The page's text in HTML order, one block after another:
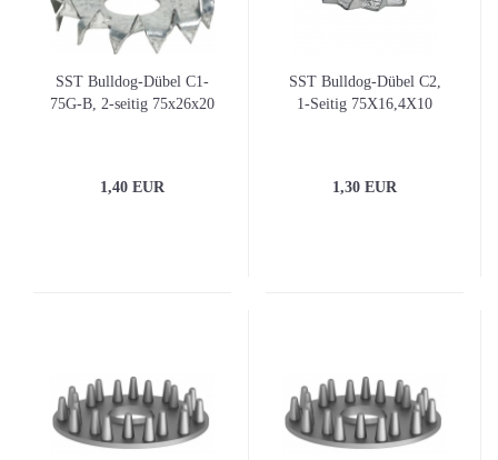
SST Bulldog-Dübel C1-
75G-B, 2-seitig 75x26x20
1,40 EUR
SST Bulldog-Dübel C2,
1-Seitig 75X16,4X10
1,30 EUR